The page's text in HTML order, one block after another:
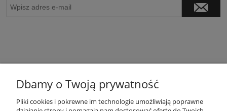
POMOC
Dbamy o Twoją prywatność
Pliki cookies i pokrewne im technologie umożliwiają poprawne